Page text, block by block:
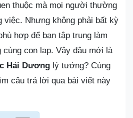
thuộc mà mọi người thường
việc. Nhưng không phải bất kỳ
hợp để bạn tập trung làm
cùng con lap. Vậy đâu mới là
Hải Dương lý tưởng? Cùng
câu trả lời qua bài viết này